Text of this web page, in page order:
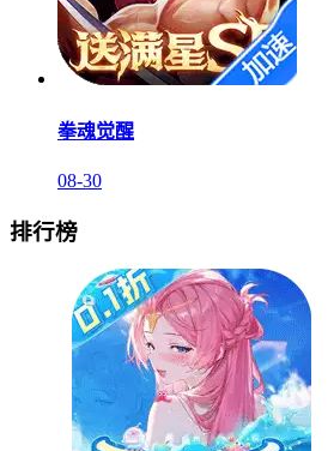
拳魂觉醒
08-30
排行榜